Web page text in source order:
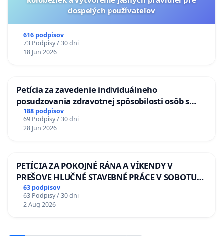
dospelých používateľov
616 podpisov
73 Podpisy / 30 dni
18 Jun 2026
Petícia za zavedenie individuálneho
posudzovania zdravotnej spôsobilosti osôb s
diabetom 1. a 2. typu pri prijímaní do
Policajného zboru SR
188 podpisov
69 Podpisy / 30 dni
28 Jun 2026
PETÍCIA ZA POKOJNÉ RÁNA A VÍKENDY V
PREŠOVE HLUČNÉ STAVEBNÉ PRÁCE V SOBOTU
LEN OD 9.00 DO 13.00 HOD., CEZ PRACOVNÝ
TÝŽDEŇ CIEĽ 8.00 – 18.00 HOD. A PRAVIDELNÁ
KONTROLA STAVBY C-AREA NA
63 podpisov
63 Podpisy / 30 dni
2 Aug 2026